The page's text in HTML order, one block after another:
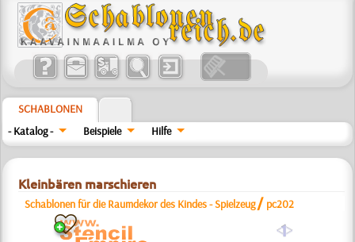
SCHABLONEN
- Katalog -
Beispiele Hilfe
Kleinbären marschieren
Schablonen für die Raumdekor des Kindes - Spielzeug / pc202
a